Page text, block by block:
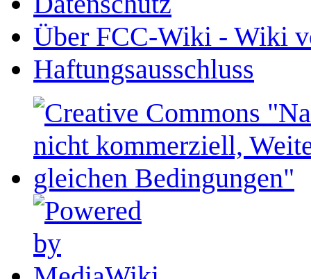
Über FCC-Wiki - Wiki
Haftungsausschluss